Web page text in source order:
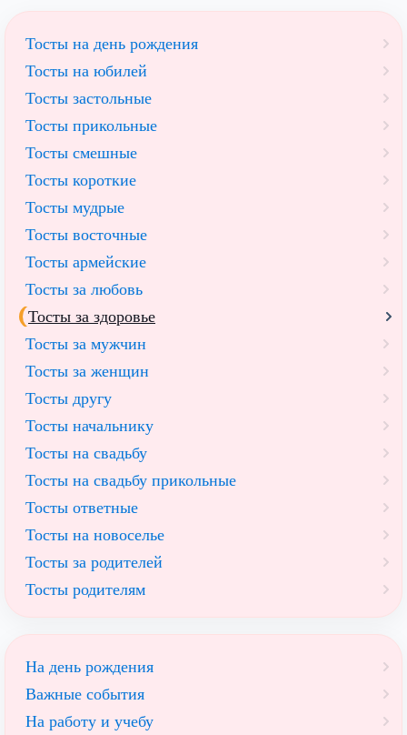
Тосты на день рождения
Тосты на юбилей
Тосты застольные
Тосты прикольные
Тосты смешные
Тосты короткие
Тосты мудрые
Тосты восточные
Тосты армейские
Тосты за любовь
Тосты за здоровье
Тосты за мужчин
Тосты за женщин
Тосты другу
Тосты начальнику
Тосты на свадьбу
Тосты на свадьбу прикольные
Тосты ответные
Тосты на новоселье
Тосты за родителей
Тосты родителям
На день рождения
Важные события
На работу и учебу